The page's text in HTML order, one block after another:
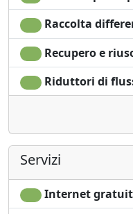
Raccolta
Recupero e
Riduttori di
Servizi
Internet